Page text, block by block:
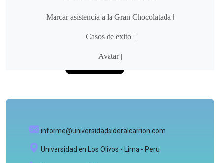
Marcar asistencia a la Gran Chocolatada ǀ
Casos de exito |
Avatar |
informe@universidadsideralcarrion.com
Universidad en Los Olivos - Lima - Peru